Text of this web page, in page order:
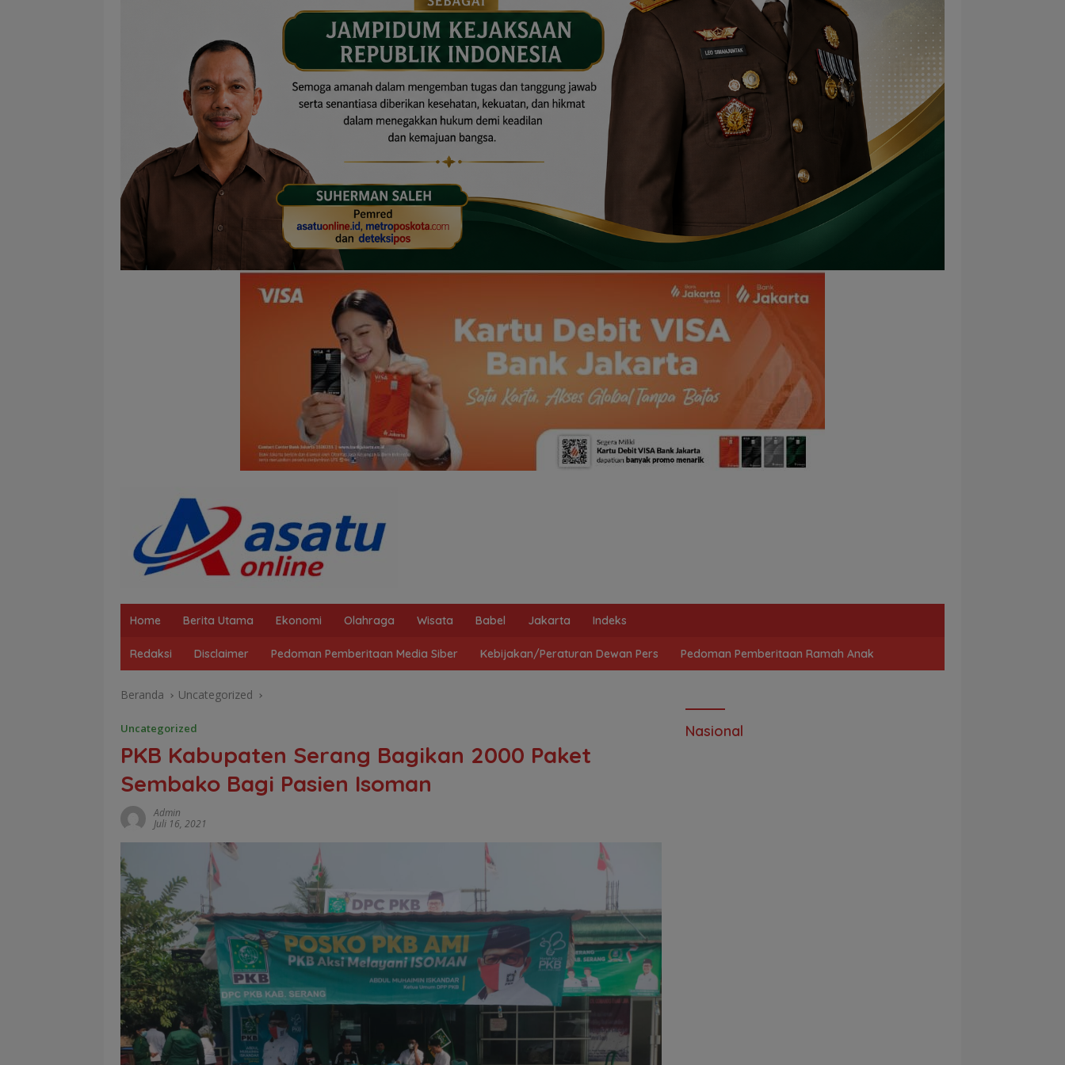
Home Berita Utama Ekonomi Olahraga Wisata Babel Jakarta Indeks
Redaksi Disclaimer Pedoman Pemberitaan Media Siber Kebijakan/Peraturan Dewan Pers Pedoman Pemberitaan Ramah Anak
Beranda Uncategorized
Uncategorized
PKB Kabupaten Serang Bagikan 2000 Paket
Sembako Bagi Pasien Isoman
Admin
Juli 16, 2021
Nasional